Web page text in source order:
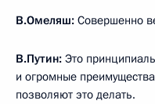
В.Омеляш: Совершенно
В.Путин: Это
и огромные
позволяют это делать.